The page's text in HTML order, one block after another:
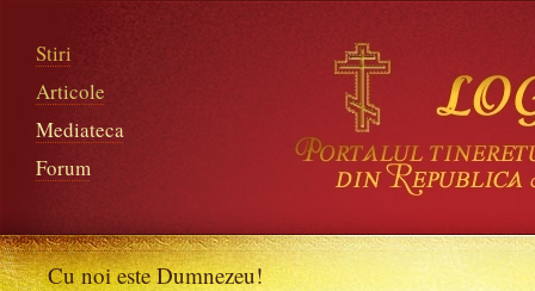
Stiri
Articole
Mediateca
Forum
Cu noi este Dumnezeu!